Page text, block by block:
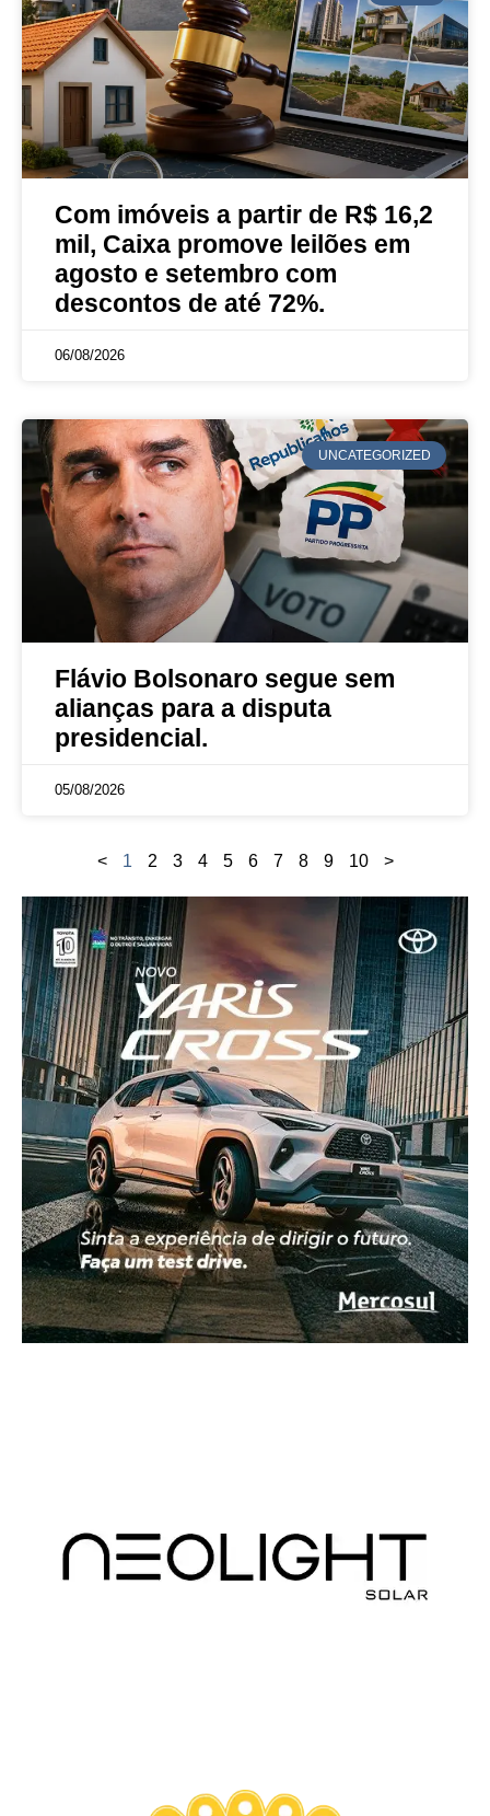
Com imóveis a partir de R$ 16,2
mil, Caixa promove leilões em
agosto e setembro com
descontos de até 72%.
06/08/2026
UNCATEGORIZED
Flávio Bolsonaro segue sem
alianças para a disputa
presidencial.
05/08/2026
< 1 2 3 4 5 6 7 8 9 10 >